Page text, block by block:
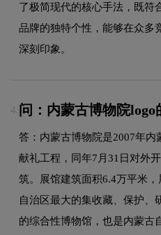
了极简现代的核心手法，既符
品牌的独特个性，能够在众多
深刻印象。
4. 问：内蒙古博物院logo
答：内蒙古博物院是2007年
献礼工程，同年7月31日对外
筑。展馆建筑面积6.4万平米
自治区最大的集收藏、保护、
的综合性博物馆，也是内蒙古